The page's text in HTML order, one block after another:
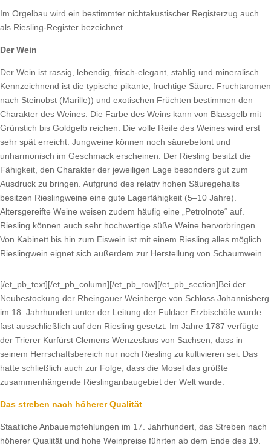
Im Orgelbau wird ein bestimmter nichtakustischer Registerzug auch
als Riesling-Register bezeichnet.
Der Wein
Der Wein ist rassig, lebendig, frisch-elegant, stahlig und mineralisch.
Kennzeichnend ist die typische pikante, fruchtige Säure. Fruchtaromen
nach Steinobst (Marille)) und exotischen Früchten bestimmen den
Charakter des Weines. Die Farbe des Weins kann von Blassgelb mit
Grünstich bis Goldgelb reichen. Die volle Reife des Weines wird erst
sehr spät erreicht. Jungweine können noch säurebetont und
unharmonisch im Geschmack erscheinen. Der Riesling besitzt die
Fähigkeit, den Charakter der jeweiligen Lage besonders gut zum
Ausdruck zu bringen. Aufgrund des relativ hohen Säuregehalts
besitzen Rieslingweine eine gute Lagerfähigkeit (5–10 Jahre).
Altersgereifte Weine weisen zudem häufig eine „Petrolnote“ auf.
Riesling können auch sehr hochwertige süße Weine hervorbringen.
Von Kabinett bis hin zum Eiswein ist mit einem Riesling alles möglich.
Rieslingwein eignet sich außerdem zur Herstellung von Schaumwein.
[/et_pb_text][/et_pb_column][/et_pb_row][/et_pb_section]Bei der
Neubestockung der Rheingauer Weinberge von Schloss Johannisberg
im 18. Jahrhundert unter der Leitung der Fuldaer Erzbischöfe wurde
fast ausschließlich auf den Riesling gesetzt. Im Jahre 1787 verfügte
der Trierer Kurfürst Clemens Wenzeslaus von Sachsen, dass in
seinem Herrschaftsbereich nur noch Riesling zu kultivieren sei. Das
hatte schließlich auch zur Folge, dass die Mosel das größte
zusammenhängende Rieslinganbaugebiet der Welt wurde.
Das streben nach höherer Qualität
Staatliche Anbauempfehlungen im 17. Jahrhundert, das Streben nach
höherer Qualität und hohe Weinpreise führten ab dem Ende des 19.